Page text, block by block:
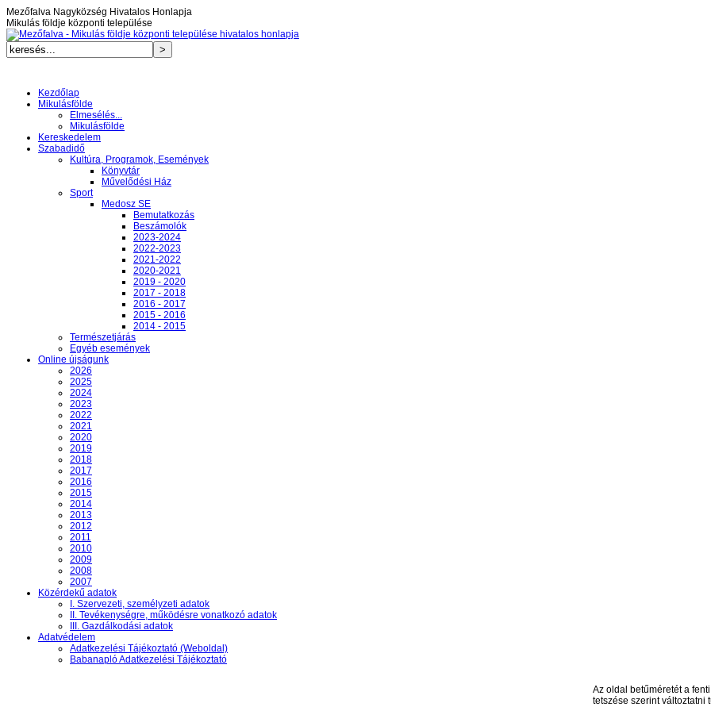
Mezőfalva Nagyközség Hivatalos Honlapja
Mikulás földje központi települése
Kezdőlap
Mikulásfölde
Elmesélés...
Mikulásfölde
Kereskedelem
Szabadidő
Kultúra, Programok, Események
Könyvtár
Művelődési Ház
Sport
Medosz SE
Bemutatkozás
Beszámolók
2023-2024
2022-2023
2021-2022
2020-2021
2019 - 2020
2017 - 2018
2016 - 2017
2015 - 2016
2014 - 2015
Természetjárás
Egyéb események
Online újságunk
2026
2025
2024
2023
2022
2021
2020
2019
2018
2017
2016
2015
2014
2013
2012
2011
2010
2009
2008
2007
Közérdekű adatok
I. Szervezeti, személyzeti adatok
II. Tevékenységre, működésre vonatkozó adatok
III. Gazdálkodási adatok
Adatvédelem
Adatkezelési Tájékoztató (Weboldal)
Babanapló Adatkezelési Tájékoztató
Az oldal betűméretét a
tetszése szerint változtatni